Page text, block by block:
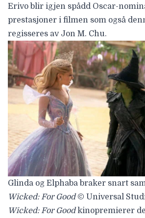
Erivo blir igjen spådd Oscar-
prestasjoner i filmen som også
regisseres av Jon M. Chu.
Glinda og Elphaba braker snart
Wicked: For Good© Universal
Wicked: For Goodkinopremierer